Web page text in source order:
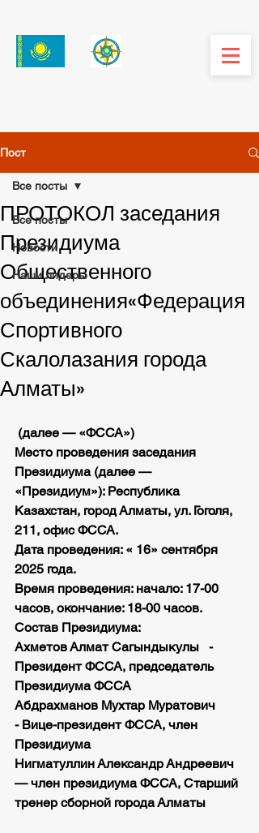
Пост
Все посты
Новости
Наши лидеры
Все посты
ПРОТОКОЛ заседания
Президиума
Общественного
объединения«Федерация
Спортивного
Скалолазания города
Алматы»
(далее — «ФССА»)
Место проведения заседания
Президиума (далее —
«Президиум»): Республика
Казахстан, город Алматы, ул. Гоголя,
211, офис ФССА.
Дата проведения: « 16» сентября
2025 года.
Время проведения: начало: 17-00
часов, окончание: 18-00 часов.
Ахметов Алмат Сагындыкулы	-
Президент ФССА, председатель
Президиума ФССА
Абдрахманов Мухтар Муратович
- Вице-президент ФССА, член
Президиума
Нигматуллин Александр Андреевич
— член президиума ФССА, Старший
тренер сборной города Алматы